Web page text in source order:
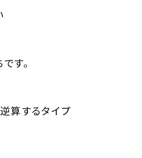
す。
算するタイプ